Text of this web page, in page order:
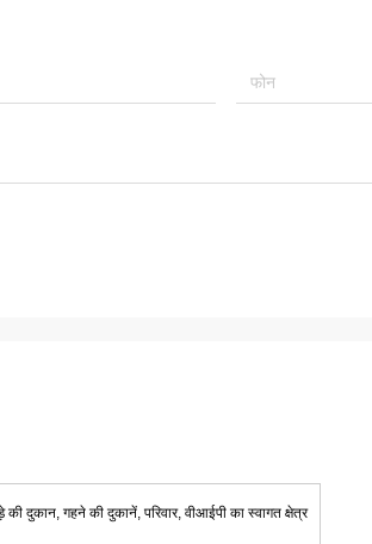
दुकान, गहने की दुकानें, परिवार, वीआईपी का स्वागत क्षेत्र